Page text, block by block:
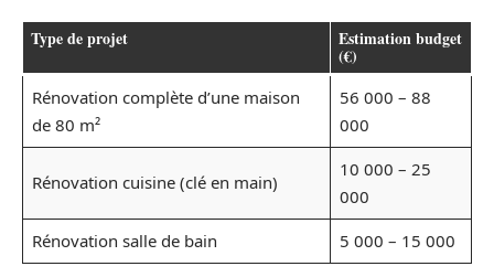
Type de projet Estimation budget
(€)
Rénovation complète d’une maison
de 80 m²
56 000 – 88
000
Rénovation cuisine (clé en main)
10 000 – 25
000
Rénovation salle de bain
5 000 – 15 000